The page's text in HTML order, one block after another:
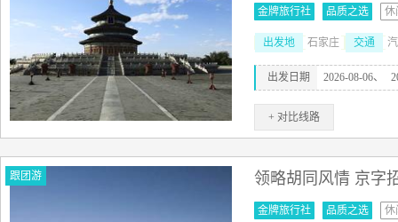
金牌旅行社 品质之选 休
出发地 石家庄 交通
出发日期 2026-08-06、
+ 对比线路
跟团游 领略胡同风情 京字
金牌旅行社 品质之选 休